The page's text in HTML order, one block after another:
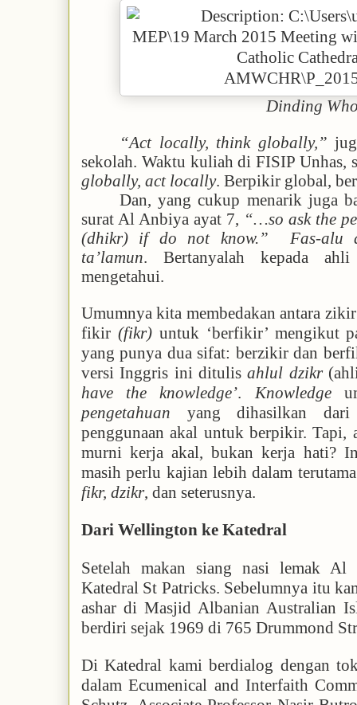
Dinding
“Act locally, think globally,”
sekolah. Waktu kuliah di FISIP Unhas,
globally, act locally. Berpikir global,
Dan, yang cukup menarik juga
surat Al Anbiya ayat 7, “…so ask the
(dhikr) if do not know.”
Fas-alu
ta’lamun. Bertanyalah kepada
mengetahui.
Umumnya kita membedakan antara
fikir (fikr) untuk ‘berfikir’ mengikut
yang punya dua sifat: berzikir dan
versi Inggris ini ditulisahlul dzikr
have the knowledge’. Knowledge
pengetahuan yang dihasilkan dari
penggunaan akal untuk berpikir.
murni kerja akal, bukan kerja hati?
masih perlu kajian lebih dalam
fikr, dzikr, dan seterusnya.
Dari Wellington ke Katedral
Setelah makan siang nasi lemak
Katedral St Patricks. Sebelumnya itu
ashar di Masjid Albanian Australian
berdiri sejak 1969 di 765 Drummond
Di Katedral kami berdialog dengan
dalam Ecumenical and Interfaith